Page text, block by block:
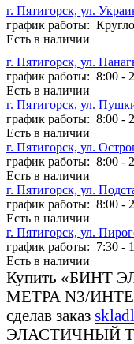
г. Пятигорск, ул.
график работы:
Есть в наличии
г. Пятигорск, ул.
график работы: 8:00 -
Есть в наличии
г. Пятигорск, ул.
график работы: 8:00 -
Есть в наличии
г. Пятигорск, ул.
график работы: 8:00 -
Есть в наличии
г. Пятигорск, ул.
график работы: 8:00 -
Есть в наличии
г. Пятигорск, ул.
график работы: 7:30 -
Есть в наличии
Купить «БИНТ
МЕТРА N3/
сделав заказ
ЭЛАСТИЧНЫЙ